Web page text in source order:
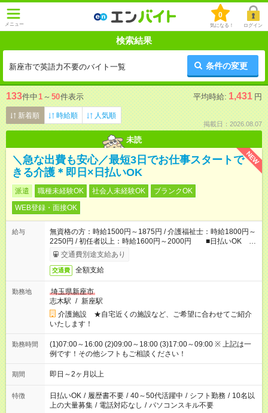
メニュー
0
気になる！ ログイン
検索結果
新座市で英語力不要のバイト一覧 条件の変更
133件中1 ～ 50件表示 平均時給: 1,431 円
新着順 時給順 人気順
掲載日：2026.08.07
未読
NEW
＼急な出費も安心／最短3日でお仕事スタートで
きる介護＊即日×日払いOK
派遣 職種未経験OK 社会人未経験OK
ブランクOK
WEB登録・面接OK
給与
無資格の方：時給1500円～1875円 / 介護福祉士：時給1800円～
2250円 / 初任者以上：時給1600円～2000円 ■日払いOK ■
日収例：1万2000円（時給1500円×8h）
交通費別途支給あり
交通費 全額支給
勤務地
埼玉県新座市
志木駅 / 新座駅
介護施設 ★自宅近くの施設など、ご希望に合わせてご紹介
いたします！
勤務時間
(1)07:00～16:00 (2)09:00～18:00 (3)17:00～09:00 ※ 上記は一
例です！その他シフトもご相談ください！
期間 即日～2ヶ月以上
特徴 日払いOK / 履歴書不要 / 40～50代活躍中 / シフト勤務 / 10名以
上の大量募集 / 電話対応なし / パソコンスキル不要